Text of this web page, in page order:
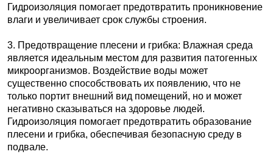
Гидроизоляция помогает предотвратить проникновение
влаги и увеличивает срок службы строения.
3. Предотвращение плесени и грибка: Влажная среда
является идеальным местом для развития патогенных
микроорганизмов. Воздействие воды может
существенно способствовать их появлению, что не
только портит внешний вид помещений, но и может
негативно сказываться на здоровье людей.
Гидроизоляция помогает предотвратить образование
плесени и грибка, обеспечивая безопасную среду в
подвале.